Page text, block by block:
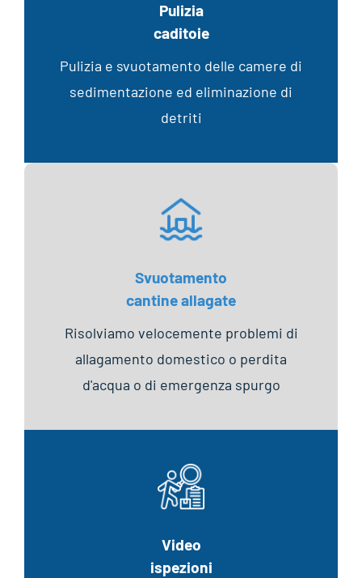
Pulizia
caditoie
Pulizia e svuotamento delle camere di
sedimentazione ed eliminazione di
detriti
Svuotamento
cantine allagate
Risolviamo velocemente problemi di
allagamento domestico o perdita
d'acqua o di emergenza spurgo
Video
ispezioni